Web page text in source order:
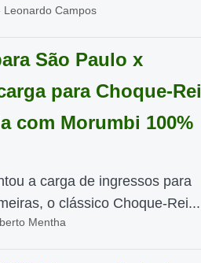
Campos
São Paulo x
para Choque-Rei
com Morumbi 100%
a carga de ingressos para
o clássico Choque-Rei...
Mentha